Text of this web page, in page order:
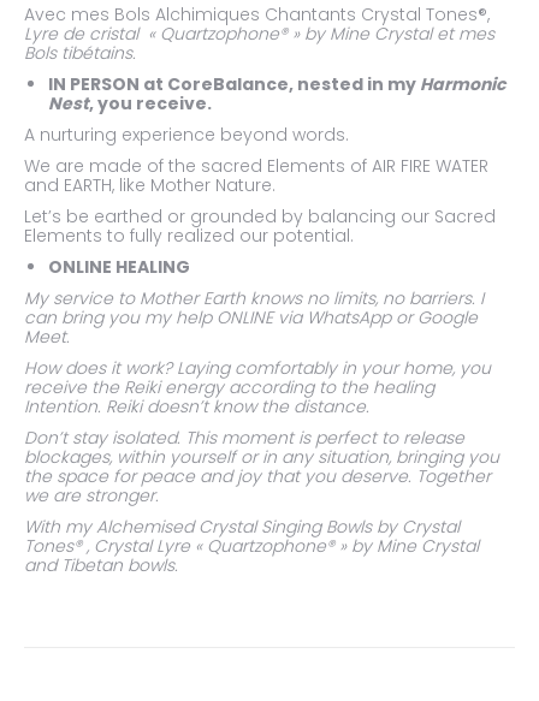
Avec mes Bols Alchimiques Chantants Crystal Tones®,
Lyre de cristal « Quartzophone® » by Mine Crystal et mes
Bols tibétains.
IN PERSON at CoreBalance, nested in my Harmonic
Nest, you receive.
A nurturing experience beyond words.
We are made of the sacred Elements of AIR FIRE WATER
and EARTH, like Mother Nature.
Let’s be earthed or grounded by balancing our Sacred
Elements to fully realized our potential.
ONLINE HEALING
My service to Mother Earth knows no limits, no barriers. I
can bring you my help ONLINE via WhatsApp or Google
Meet.
How does it work? Laying comfortably in your home, you
receive the Reiki energy according to the healing
Intention. Reiki doesn’t know the distance.
Don’t stay isolated. This moment is perfect to release
blockages, within yourself or in any situation, bringing you
the space for peace and joy that you deserve. Together
we are stronger.
With my Alchemised Crystal Singing Bowls by Crystal
Tones® , Crystal Lyre « Quartzophone® » by Mine Crystal
and Tibetan bowls.